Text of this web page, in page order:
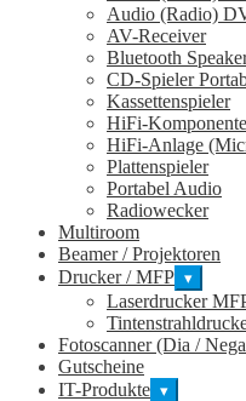
Audio (Radio)
AV-Receiver
Bluetooth
CD-Spieler
Kassettenspieler
HiFi-
HiFi-Anlage
Plattenspieler
Portabel Audio
Radiowecker
Multiroom
Beamer / Projektoren
Drucker / MFP ▾
Laserdrucker
Fotoscanner (Dia /
Gutscheine
IT-Produkte ▾